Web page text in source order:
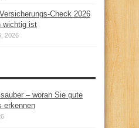
Check 2026
wichtig ist
2026
– woran Sie gute
erkennen